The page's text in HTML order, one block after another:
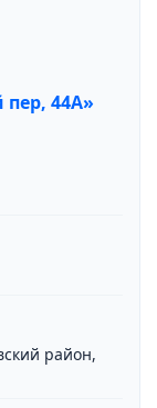
пер, 44А»
район,